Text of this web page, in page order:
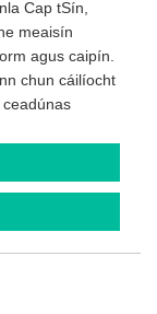
Cap tSín,
meaisín
agus caipín.
chun cáilíocht